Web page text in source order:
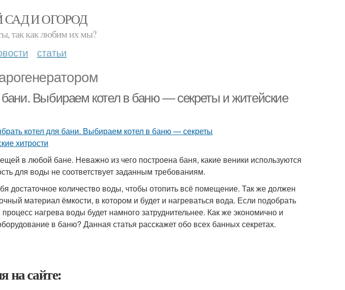
И ОГОРОД
так как любим их мы?
статьи
бани. Выбираем котел в баню — секреты и житейские
в любой бане. Неважно из чего построена баня, какие веники используются
для воды не соответствует заданным требованиям.
достаточное количество воды, чтобы отопить всё помещение. Так же должен
материал ёмкости, в котором и будет и нагреваться вода. Если подобрать
нагрева воды будет намного затруднительнее. Как же экономично и
в баню? Данная статья расскажет обо всех банных секретах.
на сайте: